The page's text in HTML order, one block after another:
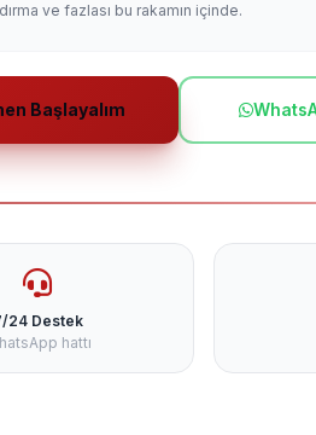
ve fazlası bu rakamın içinde.
Başlayalım
24 Destek
hattı